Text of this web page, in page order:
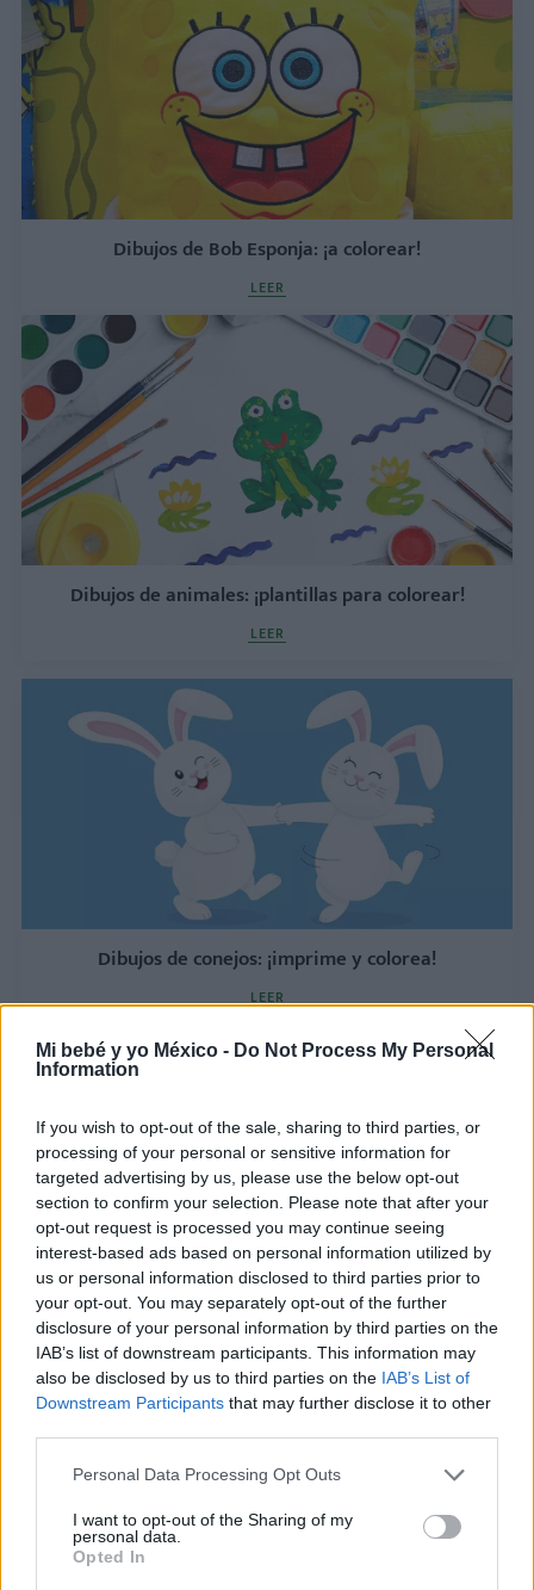
Mi bebé y yo México - Do Not Process My Personal
Information
If you wish to opt-out of the sale, sharing to third parties, or
processing of your personal or sensitive information for
targeted advertising by us, please use the below opt-out
section to confirm your selection. Please note that after your
opt-out request is processed you may continue seeing
interest-based ads based on personal information utilized by
us or personal information disclosed to third parties prior to
your opt-out. You may separately opt-out of the further
disclosure of your personal information by third parties on the
IAB’s list of downstream participants. This information may
also be disclosed by us to third parties on the IAB’s List of
Downstream Participants that may further disclose it to other
Personal Data Processing Opt Outs
I want to opt-out of the Sharing of my
personal data.
Opted In
Dibujos de Bob Esponja: ¡a colorear!
LEER
Dibujos de animales: ¡plantillas para colorear!
LEER
Dibujos de conejos: ¡imprime y colorea!
LEER
¡Dibujos de delfines para imprimir y colorear!
LEER